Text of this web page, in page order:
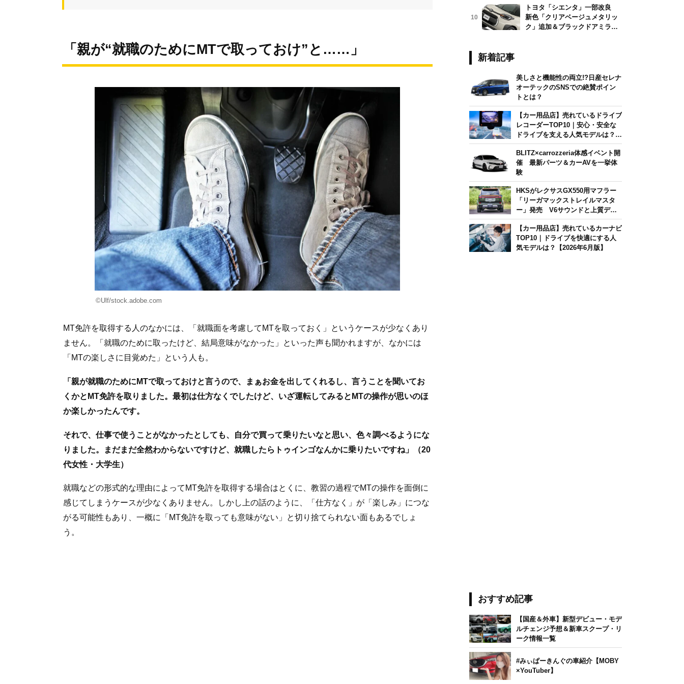
「親が“就職のためにMTで取っておけ”と……」
©Ulf/stock.adobe.com
MT免許を取得する人のなかには、「就職面を考慮してMTを取っておく」というケースが少なくあり
ません。「就職のために取ったけど、結局意味がなかった」といった声も聞かれますが、なかには
「MTの楽しさに目覚めた」という人も。
「親が就職のためにMTで取っておけと言うので、まぁお金を出してくれるし、言うことを聞いてお
くかとMT免許を取りました。最初は仕方なくでしたけど、いざ運転してみるとMTの操作が思いのほ
か楽しかったんです。
それで、仕事で使うことがなかったとしても、自分で買って乗りたいなと思い、色々調べるようにな
りました。まだまだ全然わからないですけど、就職したらトゥインゴなんかに乗りたいですね」（20
代女性・大学生）
就職などの形式的な理由によってMT免許を取得する場合はとくに、教習の過程でMTの操作を面倒に
感じてしまうケースが少なくありません。しかし上の話のように、「仕方なく」が「楽しみ」につな
がる可能性もあり、一概に「MT免許を取っても意味がない」と切り捨てられない面もあるでしょ
う。
10
トヨタ「シエンタ」一部改良
新色「クリアベージュメタリッ
ク」追加＆ブラックドアミラー
新着記事
美しさと機能性の両立!?日産セレナ
オーテックのSNSでの絶賛ポイン
トとは？
【カー用品店】売れているドライブ
レコーダーTOP10｜安心・安全な
ドライブを支える人気モデルは？
【2026年6月版】
BLITZ×carrozzeria体感イベント開
催 最新パーツ＆カーAVを一挙体
験
HKSがレクサスGX550用マフラー
「リーガマックストレイルマスタ
ー」発売 V6サウンドと上質デザ
インを両立
【カー用品店】売れているカーナビ
TOP10｜ドライブを快適にする人
気モデルは？【2026年6月版】
おすすめ記事
【国産＆外車】新型デビュー・モデ
ルチェンジ予想＆新車スクープ・リ
ーク情報一覧
#みぃぱーきんぐの車紹介【MOBY
×YouTuber】